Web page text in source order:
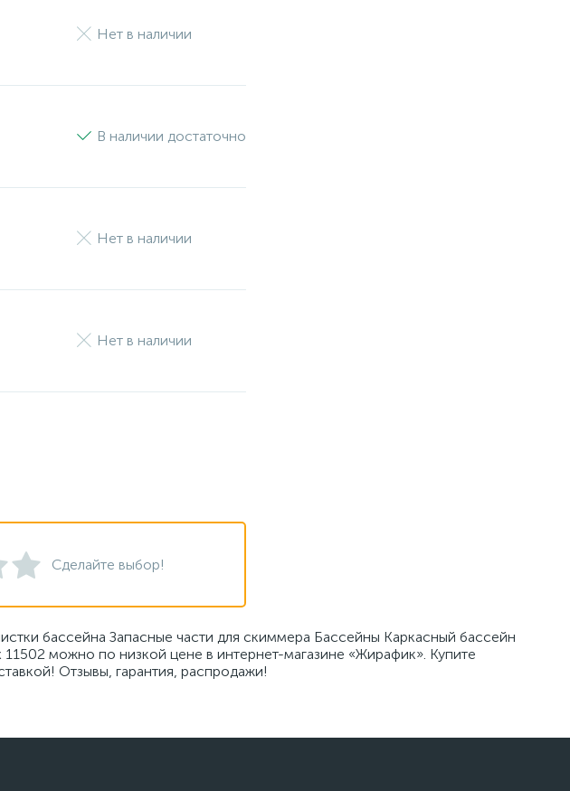
Нет в наличии
В наличии достаточно
Нет в наличии
Нет в наличии
Сделайте выбор!
бассейна Запасные части для скиммера Бассейны Каркасный бассейн
можно по низкой цене в интернет-магазине «Жирафик». Купите
Отзывы, гарантия, распродажи!